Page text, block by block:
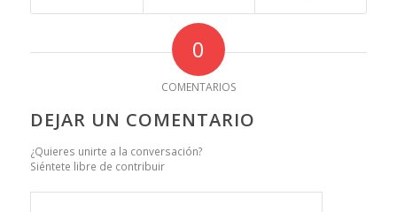
0
COMENTARIOS
DEJAR UN COMENTARIO
¿Quieres unirte a la conversación?
Siéntete libre de contribuir